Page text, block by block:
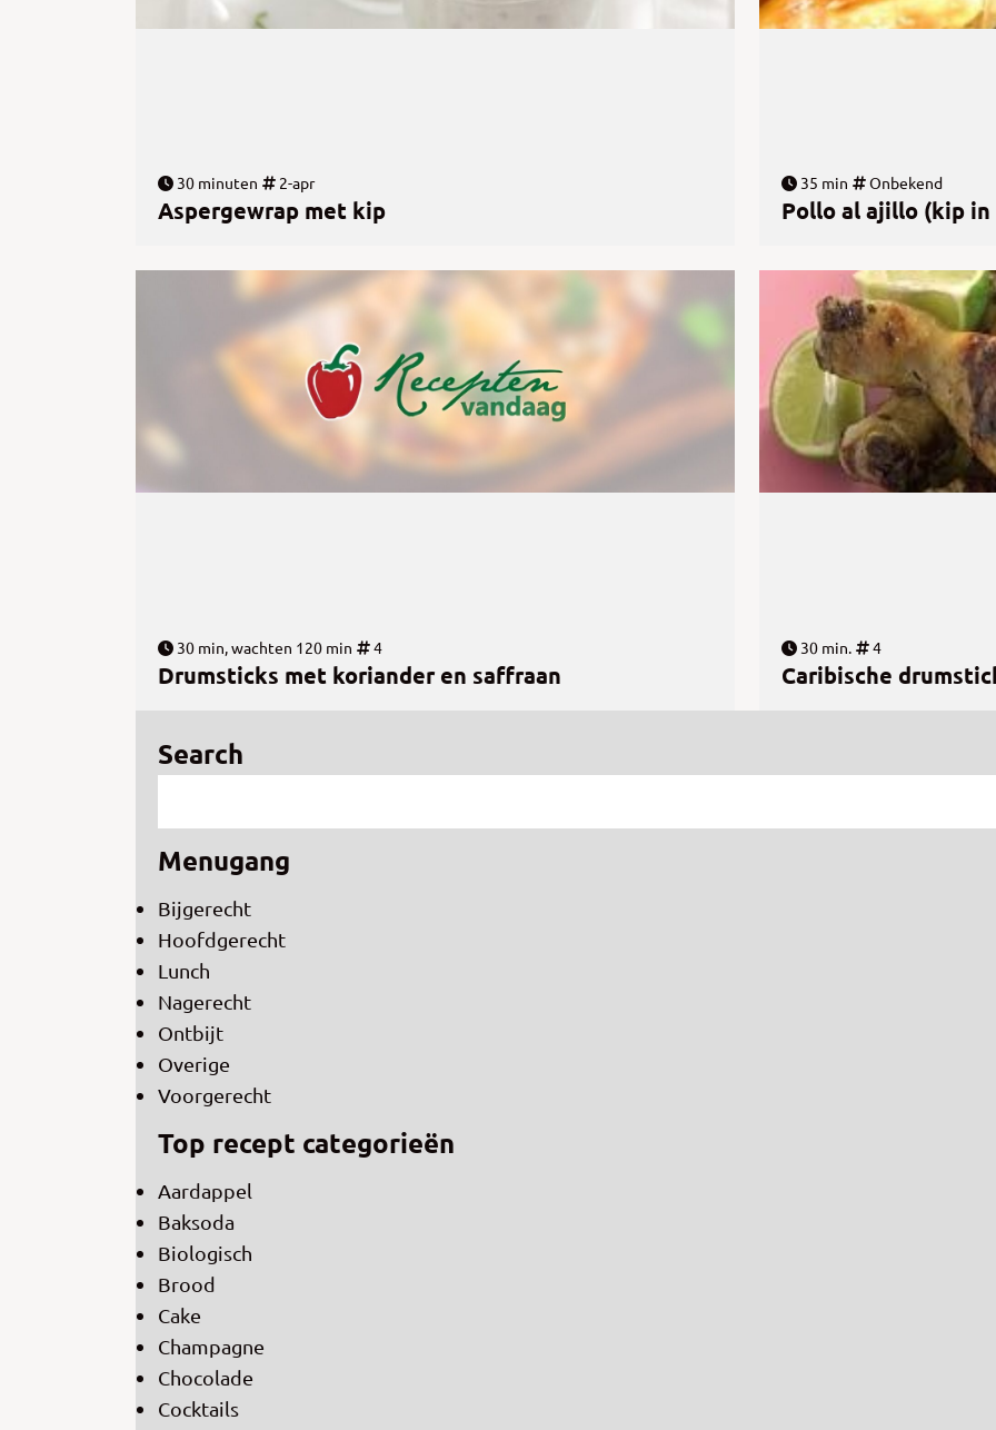
30 minuten 2-apr
Aspergewrap met kip
35 min Onbekend
Pollo al ajillo (kip
30 min, wachten 120 min 4
Drumsticks met koriander en saffraan
30 min. 4
Caribische
Search
Menugang
Bijgerecht
Hoofdgerecht
Lunch
Nagerecht
Ontbijt
Overige
Voorgerecht
Top recept categorieën
Aardappel
Baksoda
Biologisch
Brood
Cake
Champagne
Chocolade
Cocktails